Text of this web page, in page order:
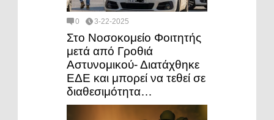
0 3-22-2025
Στο Νοσοκομείο Φοιτητής
μετά από Γροθιά
Αστυνομικού- Διατάχθηκε
ΕΔΕ και μπορεί να τεθεί σε
διαθεσιμότητα…